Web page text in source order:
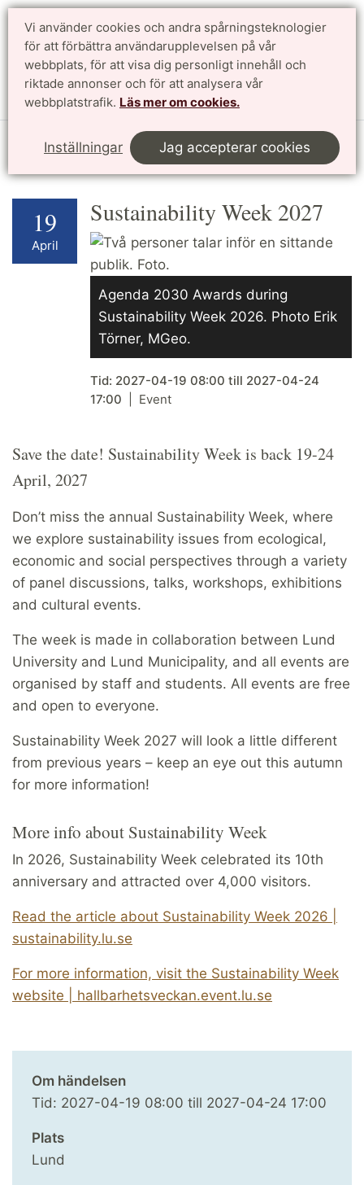
Vi använder cookies och andra spårningsteknologier
för att förbättra användarupplevelsen på vår
webbplats, för att visa dig personligt innehåll och
riktade annonser och för att analysera vår
webbplatstrafik. Läs mer om cookies.
Inställningar Jag accepterar cookies
Sök
Profilområden
19
April
Sustainability Week 2027
Agenda 2030 Awards during
Sustainability Week 2026. Photo Erik
Törner, MGeo.
Tid: 2027-04-19 08:00 till 2027-04-24
17:00
Event
Save the date! Sustainability Week is back 19-24
April, 2027
Don’t miss the annual Sustainability Week, where
we explore sustainability issues from ecological,
economic and social perspectives through a variety
of panel discussions, talks, workshops, exhibitions
and cultural events.
The week is made in collaboration between Lund
University and Lund Municipality, and all events are
organised by staff and students. All events are free
and open to everyone.
Sustainability Week 2027 will look a little different
from previous years – keep an eye out this autumn
for more information!
More info about Sustainability Week
In 2026, Sustainability Week celebrated its 10th
anniversary and attracted over 4,000 visitors.
Read the article about Sustainability Week 2026 |
sustainability.lu.se
For more information, visit the Sustainability Week
website | hallbarhetsveckan.event.lu.se
Om händelsen
Tid: 2027-04-19 08:00 till 2027-04-24 17:00
Plats
Lund